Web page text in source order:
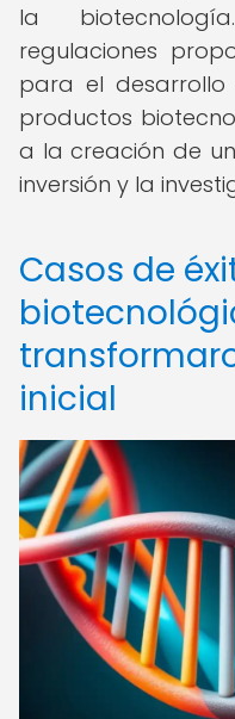
la
regulaciones
para el
productos
a la creación de
inversión y la
Casos de
inicial